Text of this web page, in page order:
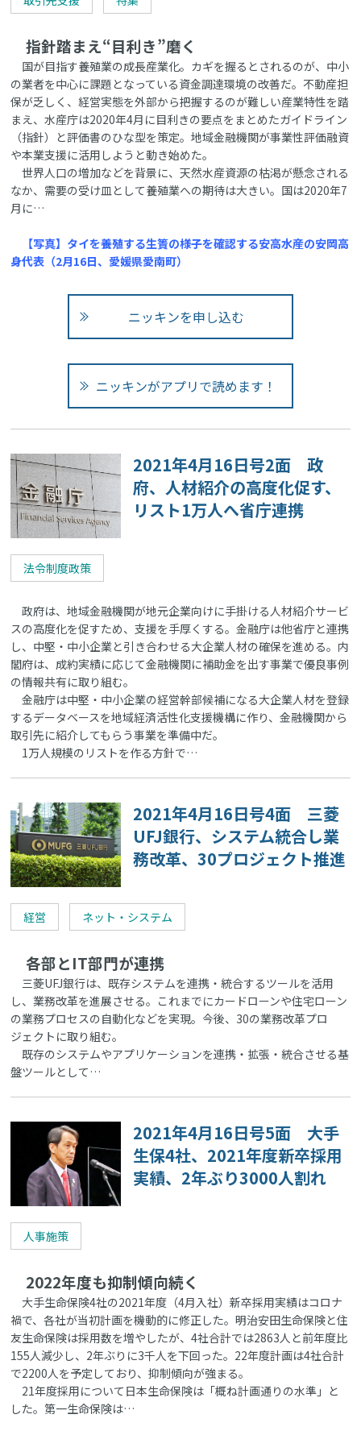
指針踏まえ“目利き”磨く
国が目指す養殖業の成長産業化。カギを握るとされるのが、中小
の業者を中心に課題となっている資金調達環境の改善だ。不動産担
保が乏しく、経営実態を外部から把握するのが難しい産業特性を踏
まえ、水産庁は2020年4月に目利きの要点をまとめたガイドライン
（指針）と評価書のひな型を策定。地域金融機関が事業性評価融資
や本業支援に活用しようと動き始めた。
世界人口の増加などを背景に、天然水産資源の枯渇が懸念される
なか、需要の受け皿として養殖業への期待は大きい。国は2020年7
月に…
【写真】タイを養殖する生簀の様子を確認する安高水産の安岡高
身代表（2月16日、愛媛県愛南町）
ニッキンを申し込む
ニッキンがアプリで読めます！
2021年4月16日号2面 政
府、人材紹介の高度化促す、
リスト1万人へ省庁連携
法令制度政策
政府は、地域金融機関が地元企業向けに手掛ける人材紹介サービ
スの高度化を促すため、支援を手厚くする。金融庁は他省庁と連携
し、中堅・中小企業と引き合わせる大企業人材の確保を進める。内
閣府は、成約実績に応じて金融機関に補助金を出す事業で優良事例
の情報共有に取り組む。
金融庁は中堅・中小企業の経営幹部候補になる大企業人材を登録
するデータベースを地域経済活性化支援機構に作り、金融機関から
取引先に紹介してもらう事業を準備中だ。
1万人規模のリストを作る方針で…
2021年4月16日号4面 三菱
UFJ銀行、システム統合し業
務改革、30プロジェクト推進
経営 ネット・システム
各部とIT部門が連携
三菱UFJ銀行は、既存システムを連携・統合するツールを活用
し、業務改革を進展させる。これまでにカードローンや住宅ローン
の業務プロセスの自動化などを実現。今後、30の業務改革プロ
ジェクトに取り組む。
既存のシステムやアプリケーションを連携・拡張・統合させる基
盤ツールとして…
2021年4月16日号5面 大手
生保4社、2021年度新卒採用
実績、2年ぶり3000人割れ
人事施策
2022年度も抑制傾向続く
大手生命保険4社の2021年度（4月入社）新卒採用実績はコロナ
禍で、各社が当初計画を機動的に修正した。明治安田生命保険と住
友生命保険は採用数を増やしたが、4社合計では2863人と前年度比
155人減少し、2年ぶりに3千人を下回った。22年度計画は4社合計
で2200人を予定しており、抑制傾向が強まる。
21年度採用について日本生命保険は「概ね計画通りの水準」と
した。第一生命保険は…